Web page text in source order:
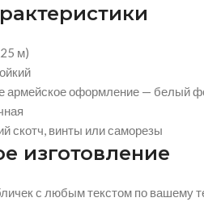
м)
армейское оформление — белый
скотч, винты или саморезы
изготовление
с любым текстом по вашему